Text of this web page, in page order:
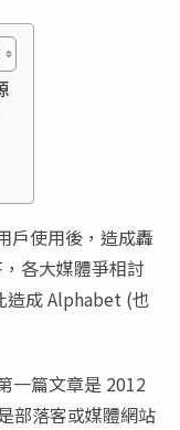
戶使用後，造成轟
各大媒體爭相討
造成 Alphabet (也
一篇文章是 2012
部落客或媒體網站